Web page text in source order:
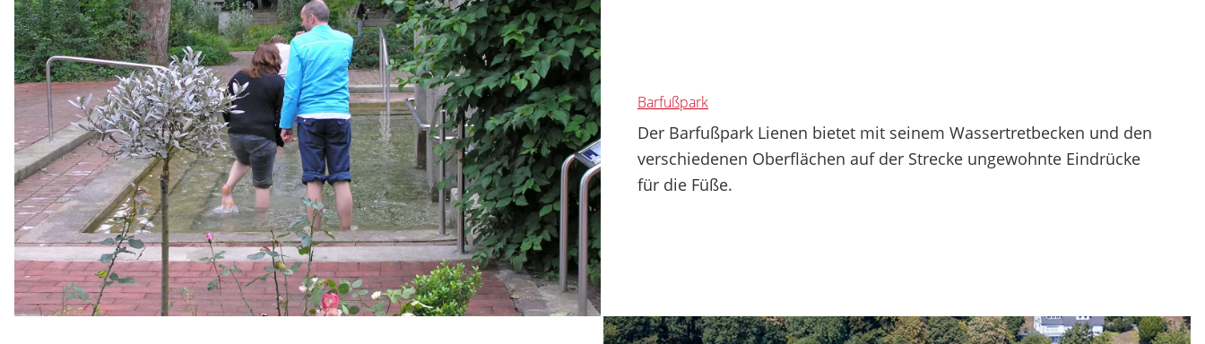
Barfußpark
Der Barfußpark Lienen bietet mit seinem Wassertretbecken und den
verschiedenen Oberflächen auf der Strecke ungewohnte Eindrücke
für die Füße.